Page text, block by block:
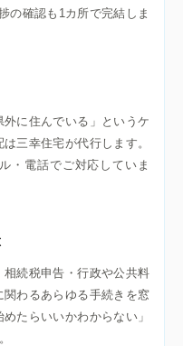
の確認も1カ所で完結しま
外に住んでいる」というケ
三幸住宅が代行します。
・電話でご対応していま
続税申告・行政や公共料
わるあらゆる手続きを窓
たらいいかわからない」